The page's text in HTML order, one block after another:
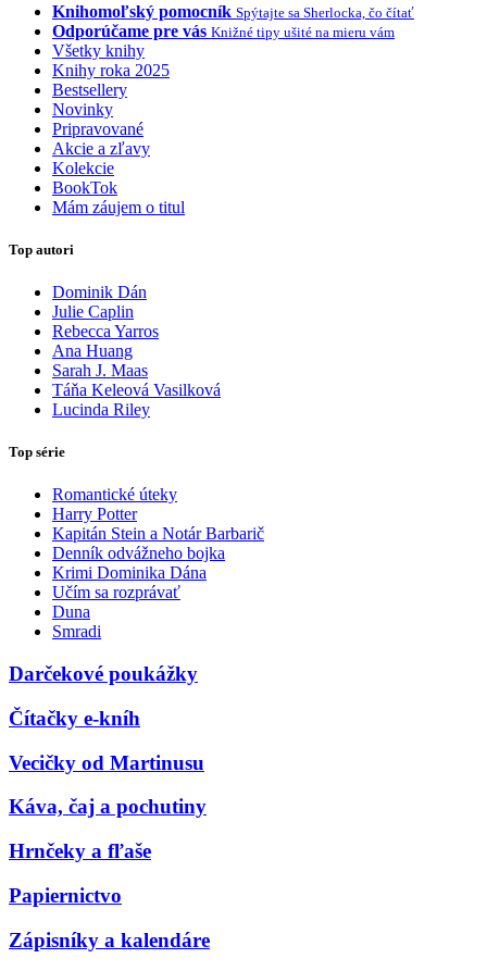
Knihomoľský pomocník Spýtajte sa Sherlocka, čo čítať
Odporúčame pre vás Knižné tipy ušité na mieru vám
Všetky knihy
Knihy roka 2025
Bestsellery
Novinky
Pripravované
Akcie a zľavy
Kolekcie
BookTok
Mám záujem o titul
Top autori
Dominik Dán
Julie Caplin
Rebecca Yarros
Ana Huang
Sarah J. Maas
Táňa Keleová Vasilková
Lucinda Riley
Top série
Romantické úteky
Harry Potter
Kapitán Stein a Notár Barbarič
Denník odvážneho bojka
Krimi Dominika Dána
Učím sa rozprávať
Duna
Smradi
Darčekové poukážky
Čítačky e-kníh
Vecičky od Martinusu
Káva, čaj a pochutiny
Hrnčeky a fľaše
Papiernictvo
Zápisníky a kalendáre